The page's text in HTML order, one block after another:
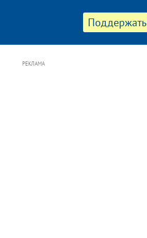
Поддержать
РЕКЛАМА